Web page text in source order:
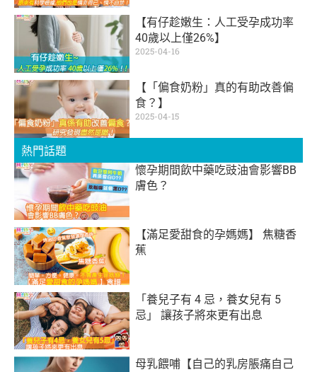
【有仔趁嫩生：人工受孕成功率
40歲以上僅26%】
2025-04-16
【「偏食奶粉」真的有助改善偏
食？】
2025-04-15
熱門話題
懷孕期間飲中藥吃豉油會影響BB
膚色？
【滿足愛甜食的孕媽媽】 焦糖香
蕉
「養兒子有 4 忌，養女兒有 5
忌」 讓孩子將來更有出息
母乳餵哺【自己的乳房脹痛自己